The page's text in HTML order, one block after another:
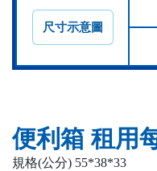
尺寸示意圖
便利箱 租用
規格(公分) 55*38*33